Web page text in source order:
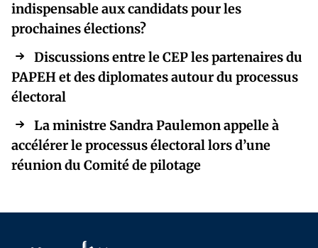
indispensable aux candidats pour les
prochaines élections?
Discussions entre le CEP les partenaires du
PAPEH et des diplomates autour du processus
électoral
La ministre Sandra Paulemon appelle à
accélérer le processus électoral lors d’une
réunion du Comité de pilotage